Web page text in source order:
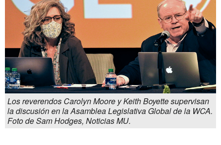
Los reverendos Carolyn Moore y Keith Boyette supervisan
la discusión en la Asamblea Legislativa Global de la WCA.
Foto de Sam Hodges, Noticias MU.